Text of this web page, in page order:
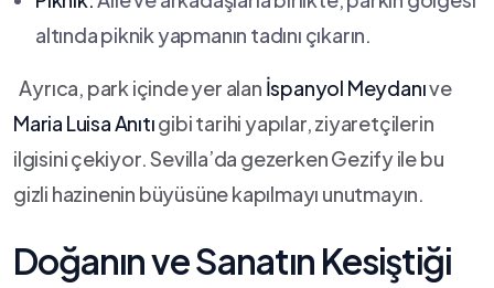
altında⁣ piknik yapmanın tadını çıkarın.
⁢ ‌ Ayrıca, park içinde yer alan İspanyol Meydanıve‍
Maria Luisa Anıtıgibi tarihi yapılar, ziyaretçilerin⁢
ilgisini⁤ çekiyor. Sevilla’da gezerken Gezify ⁤ile bu‌
gizli hazinenin büyüsüne kapılmayı unutmayın.
Doğanın ve​ Sanatın Kesiştiği